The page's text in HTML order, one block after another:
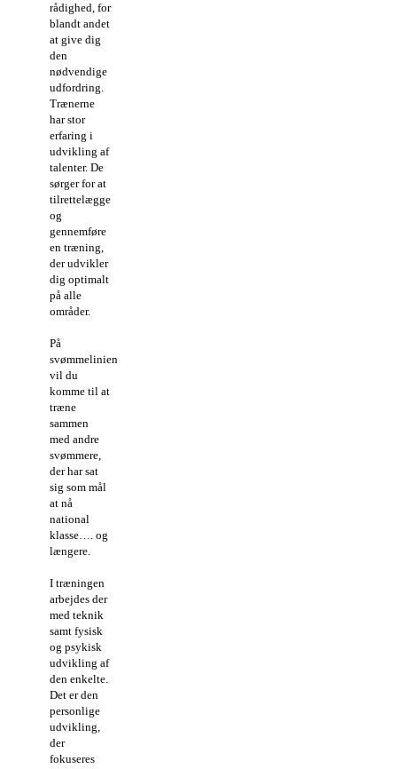
rådighed, for
blandt andet
at give dig
den
nødvendige
udfordring.
Trænerne
har stor
erfaring i
udvikling af
talenter. De
sørger for at
tilrettelægge
og
gennemføre
en træning,
der udvikler
dig optimalt
på alle
områder.
På
svømmelinien
vil du
komme til at
træne
sammen
med andre
svømmere,
der har sat
sig som mål
at nå
national
klasse…. og
længere.
I træningen
arbejdes der
med teknik
samt fysisk
og psykisk
udvikling af
den enkelte.
Det er den
personlige
udvikling,
der
fokuseres